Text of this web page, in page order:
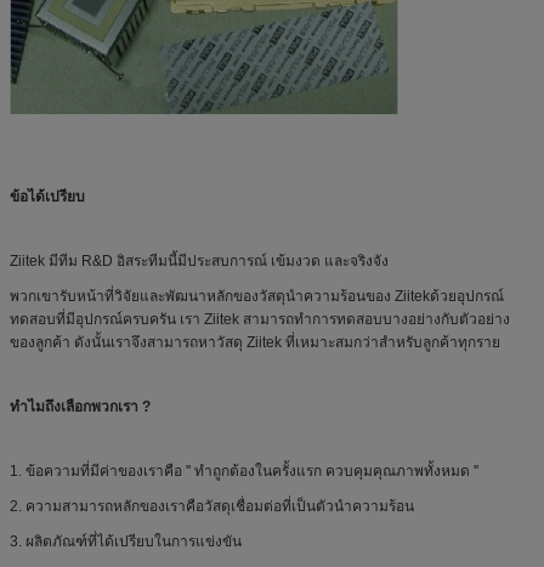
ข้อได้เปรียบ
Ziitek มีทีม R&D อิสระทีมนี้มีประสบการณ์ เข้มงวด และจริงจัง
พวกเขารับหน้าที่วิจัยและพัฒนาหลักของวัสดุนำความร้อนของ Ziitekด้วยอุปกรณ์
ทดสอบที่มีอุปกรณ์ครบครัน เรา Ziitek สามารถทำการทดสอบบางอย่างกับตัวอย่าง
ของลูกค้า ดังนั้นเราจึงสามารถหาวัสดุ Ziitek ที่เหมาะสมกว่าสำหรับลูกค้าทุกราย
ทำไมถึงเลือกพวกเรา ?
1. ข้อความที่มีค่าของเราคือ '' ทำถูกต้องในครั้งแรก ควบคุมคุณภาพทั้งหมด ''
2. ความสามารถหลักของเราคือวัสดุเชื่อมต่อที่เป็นตัวนำความร้อน
3. ผลิตภัณฑ์ที่ได้เปรียบในการแข่งขัน